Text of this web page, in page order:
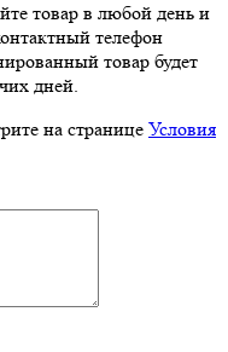
товар в любой день и
телефон
товар будет
дней.
на странице Условия